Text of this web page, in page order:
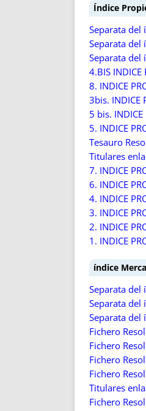
Índice
Separata del
Separata del
Separata del
4.BIS INDICE
8. INDICE
3bis. INDICE
5 bis. INDICE
5. INDICE
Tesauro
Titulares
7. INDICE
6. INDICE
4. INDICE
3. INDICE
2. INDICE
1. INDICE
índice
Separata del
Separata del
Separata del
Fichero
Fichero
Fichero
Fichero
Titulares
Fichero